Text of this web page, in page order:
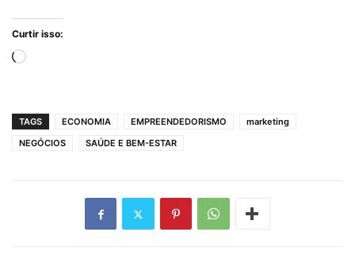
Curtir isso:
Carregando...
TAGS ECONOMIA EMPREENDEDORISMO
marketing
NEGÓCIOS
SAÚDE E BEM-ESTAR